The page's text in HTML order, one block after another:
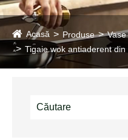
Acasă Produse
Tigaie wok antiaderent din